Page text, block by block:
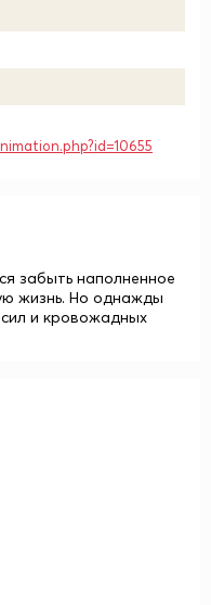
забыть наполненное
жизнь. Но однажды
и кровожадных